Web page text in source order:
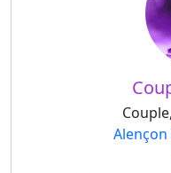
Alençon